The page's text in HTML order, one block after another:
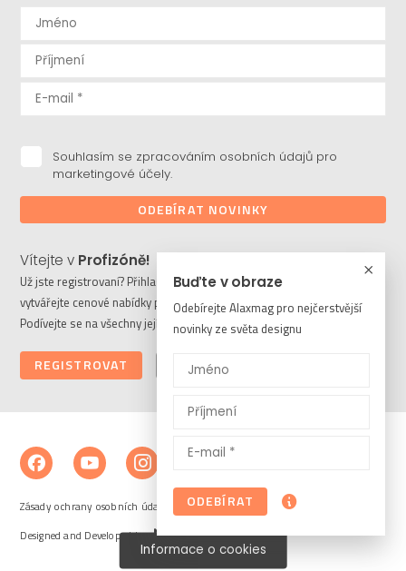
Buďte v obraze
Odebírejte Alaxmag pro nejčerstvější
novinky ze světa designu
ODEBÍRAT
Souhlasím se zpracováním osobních údajů pro
marketingové účely.
ODEBÍRAT NOVINKY
Vítejte v Profizóně!
Už jste registrovaní? Přihlaste se a stahujte potřebné soubory či
vytvářejte cenové nabídky pro vaše klienty. Ještě nejste členem?
Podívejte se na všechny její výhody a registrujte se ještě dnes.
REGISTROVAT PŘIHLÁSIT
Zásady ochrany osobních údajů a cookies
Designed and Developed by